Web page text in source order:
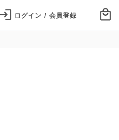
ログイン / 会員登録